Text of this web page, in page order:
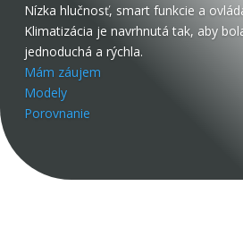
Nízka hlučnosť, smart funkcie a
Klimatizácia je navrhnutá tak, aby
jednoduchá a rýchla.
Mám záujem
Modely
Porovnanie